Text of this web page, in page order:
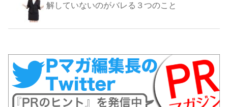
解していないのがバレる３つのこと